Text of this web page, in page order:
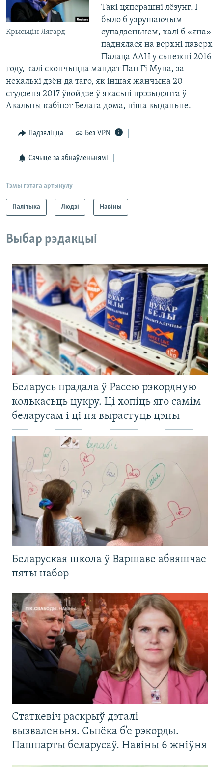
Крысьцін Лягард
Такі цяперашні лёзунг. І
было б узрушаючым
супадзеньнем, калі б «яна»
паднялася на верхні паверх
Палаца ААН у сьнежні 2016
году, калі скончыцца мандат Пан Гі Муна, за
некалькі дзён да таго, як іншая жанчына 20
студзеня 2017 ўвойдзе ў якасьці прэзыдэнта ў
Авальны кабінэт Белага дома, піша выданьне.
Падзяліцца Без VPN
Сачыце за абнаўленьнямі
Тэмы гэтага артыкулу
Палітыка Людзі Навіны
Выбар рэдакцыі
Беларусь прадала ў Расею рэкордную
колькасьць цукру. Ці хопіць яго самім
беларусам і ці ня вырастуць цэны
Беларуская школа ў Варшаве абвяшчае
пяты набор
Статкевіч раскрыў дэталі
вызваленьня. Сьпёка б’е рэкорды.
Пашпарты беларусаў. Навіны 6 жніўня